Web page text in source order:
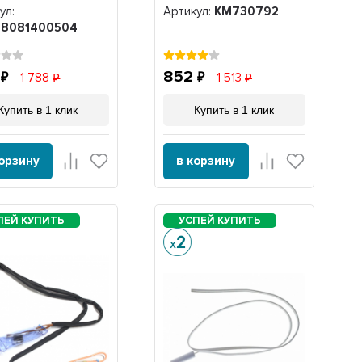
1 788
в 1 клик
Артикул: KM730792
852 1 513
Купить в 1 клик
в корзину